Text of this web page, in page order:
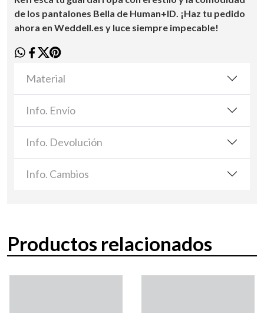
de los pantalones Bella de Human+ID. ¡Haz tu pedido
ahora en Weddell.es y luce siempre impecable!
Material
Info. Envío
Info. Devolución
Info. Cambios
Productos relacionados